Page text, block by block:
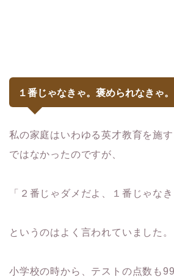
１番じゃなきゃ。褒められなきゃ。
私の家庭はいわゆる英才教育を施
ではなかったのですが、
「２番じゃダメだよ、１番じゃなき
というのはよく言われていました。
小学校の時から、テストの点数も